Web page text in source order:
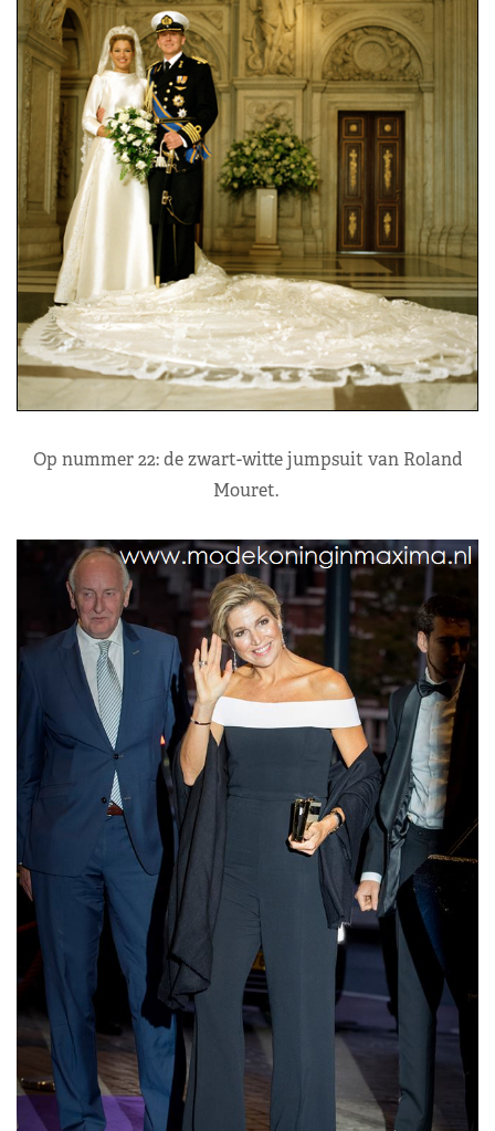
Op nummer 22: de zwart-witte jumpsuit van Roland
Mouret.